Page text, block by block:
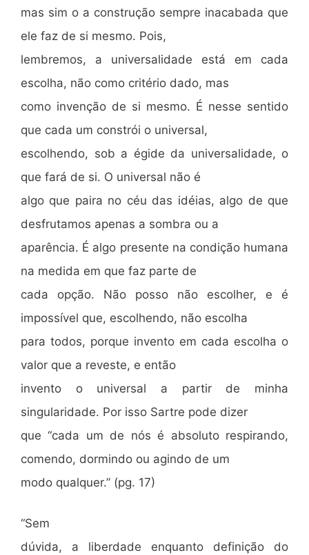
mas sim o a construção sempre inacabada que
ele faz de si mesmo. Pois,
lembremos, a universalidade está em cada
escolha, não como critério dado, mas
como invenção de si mesmo. É nesse sentido
que cada um constrói o universal,
escolhendo, sob a égide da universalidade, o
que fará de si. O universal não é
algo que paira no céu das idéias, algo de que
desfrutamos apenas a sombra ou a
aparência. É algo presente na condição humana
na medida em que faz parte de
cada opção. Não posso não escolher, e é
impossível que, escolhendo, não escolha
para todos, porque invento em cada escolha o
valor que a reveste, e então
invento o universal a partir de minha
singularidade. Por isso Sartre pode dizer
que “cada um de nós é absoluto respirando,
comendo, dormindo ou agindo de um
modo qualquer.” (pg. 17)
“Sem
dúvida, a liberdade enquanto definição do